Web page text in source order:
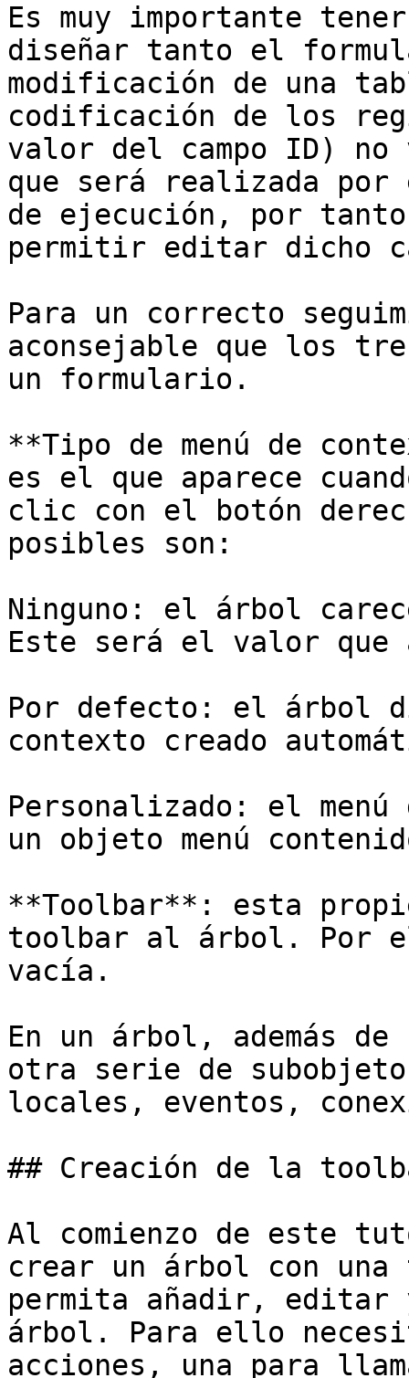
Es muy importante
diseñar tanto el
modificación de una
codificación de los
valor del campo ID)
que será realizada
de ejecución, por
permitir editar dicho
Para un correcto
aconsejable que los
un formulario.
**Tipo de menú de
es el que aparece
clic con el botón
posibles son:
Ninguno: el árbol
Este será el valor que
Por defecto: el árbol
contexto creado
Personalizado: el
un objeto menú
**Toolbar**: esta
toolbar al árbol. Por el
vacía.
En un árbol, además de
otra serie de
locales, eventos,
## Creación de la
Al comienzo de este
crear un árbol con una
permita añadir,
árbol. Para ello
acciones, una para